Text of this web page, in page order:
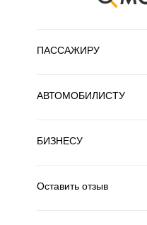
ПАССАЖИРУ
АВТОМОБИЛИСТУ
БИЗНЕСУ
Оставить отзыв